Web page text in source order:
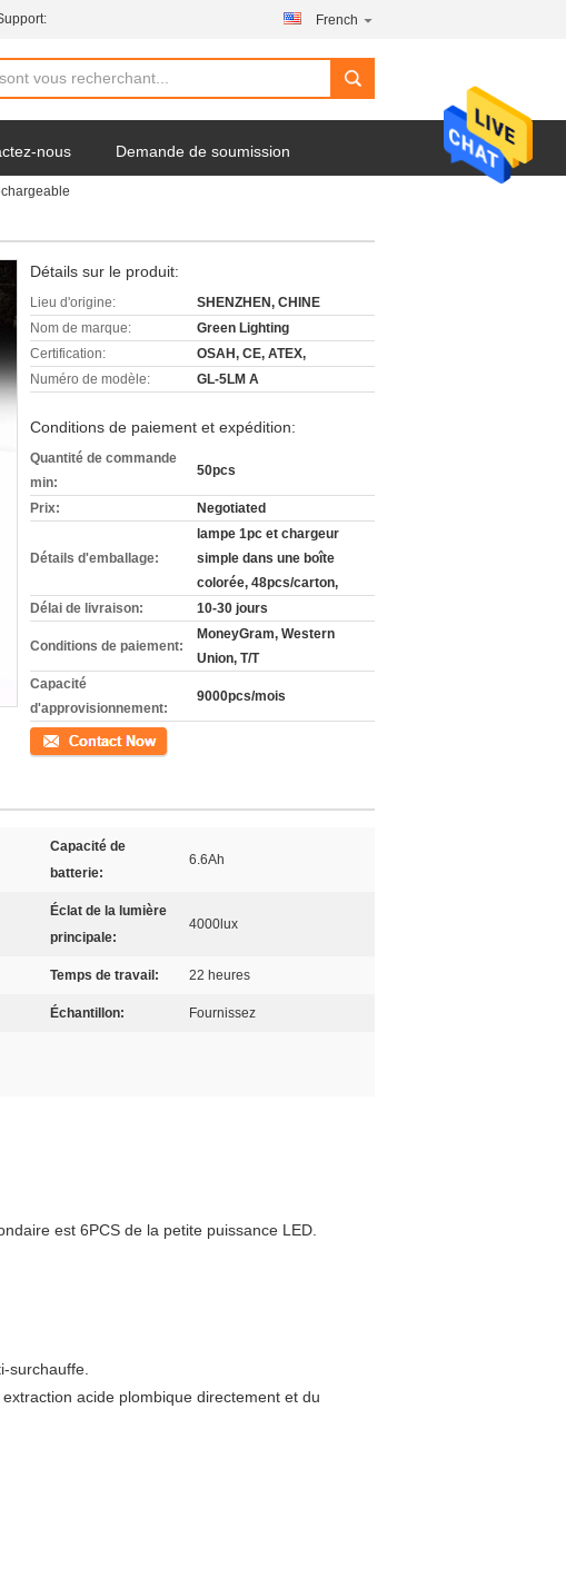
French
nous Demande de soumission
Détails sur le produit:
Lieu d'origine:
SHENZHEN, CHINE
Nom de marque:
Green Lighting
Certification:
OSAH, CE, ATEX,
Numéro de modèle:
GL-5LM A
Conditions de paiement et expédition:
Quantité de commande
min:
50pcs
Prix: Negotiated
Détails d'emballage:
lampe 1pc et chargeur
simple dans une boîte
colorée, 48pcs/carton,
Délai de livraison:
10-30 jours
Conditions de paiement:
MoneyGram, Western
Union, T/T
Capacité
d'approvisionnement:
9000pcs/mois
Contact
Capacité de
batterie:
6.6Ah
Éclat de la lumière
principale:
4000lux
Temps de travail: 22 heures
Échantillon: Fournissez
est 6PCS de la petite puissance LED.
surchauffe.
acide plombique directement et du